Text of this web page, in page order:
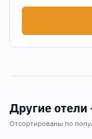
Другие
Отсортированы по